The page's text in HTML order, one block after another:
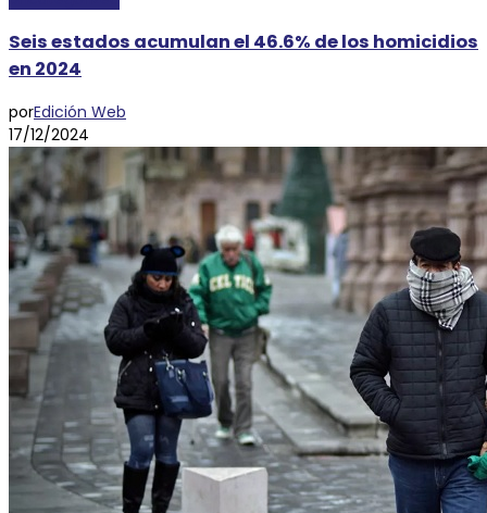
Seis estados acumulan el 46.6% de los homicidios
en 2024
porEdición Web
17/12/2024